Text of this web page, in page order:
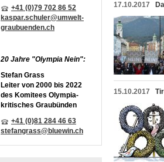
+41 (0)79 702 86 52
kaspar.schuler@umwelt-
graubuenden.ch
20 Jahre "Olympia Nein":
Stefan Grass
Leiter von 2000 bis 2022
des Komitees Olympia-
kritisches Graubünden
+41 (0)81 284 46 63
stefangrass@bluewin.ch
17.10.2017
15.10.2017